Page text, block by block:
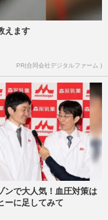
えます
PR(合同会社デジタルファーム )
ンで大人気！血圧対策は
ーに足してみて